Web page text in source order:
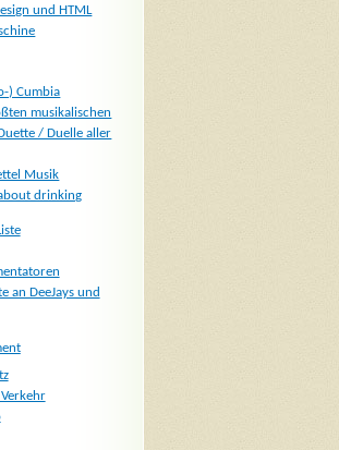
und HTML
) Cumbia
musikalischen
/ Duelle aller
Musik
drinking
an DeeJays und